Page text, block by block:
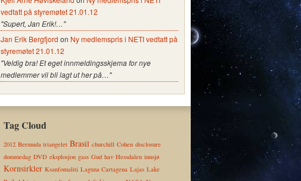
vedtatt på styremøtet 21.01.12
"Supert, Jan Erik!…"
Jan Erik Bergfjord on Ny medlemspris i NETI vedtatt på
styremøtet 21.01.12
"Veldig bra! Et eget innmeldingsskjema for nye
medlemmer vil bli lagt ut her på…"
Tag Cloud
2012 Bermuda triangelet Brasil churchill Cohen disclosure
dommedag DVD eksplosjon gass Gud hav Hessdalen innsjø
Kornsirkler Ksanfomaliti Laguna Cartagena Lajas Lake